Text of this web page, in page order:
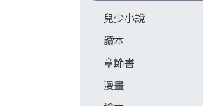
兒少小說
讀本
章節書
漫畫